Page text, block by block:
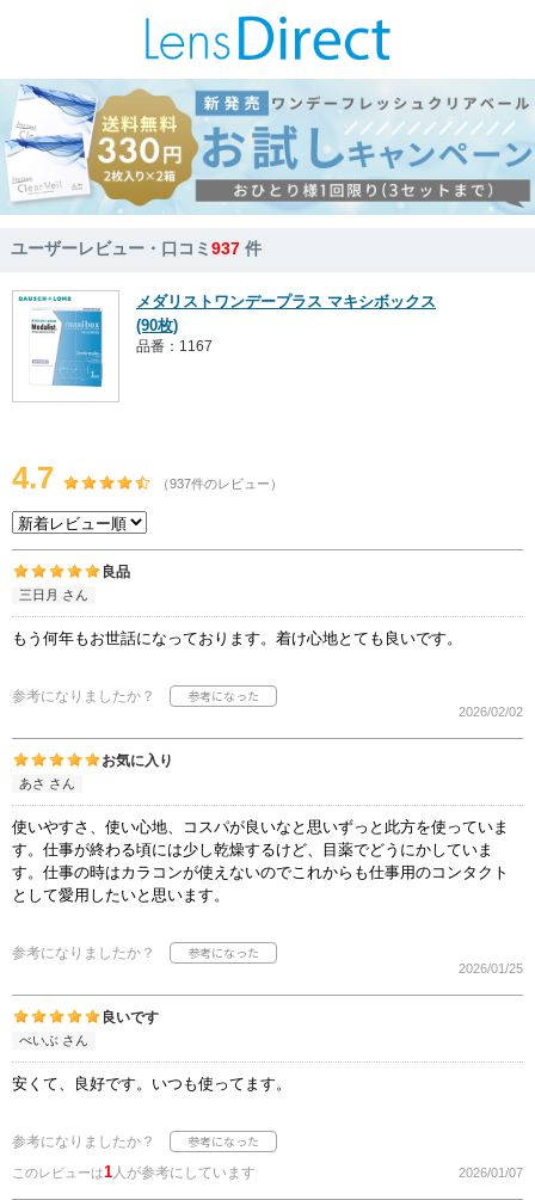
ユーザーレビュー・口コミ937 件
メダリストワンデープラス マキシボックス
(90枚)
品番：1167
4.7 （937件のレビュー）
良品
三日月 さん
もう何年もお世話になっております。着け心地とても良いです。
参考になりましたか？
2026/02/02
お気に入り
あさ さん
使いやすさ、使い心地、コスパが良いなと思いずっと此方を使っていま
す。仕事が終わる頃には少し乾燥するけど、目薬でどうにかしていま
す。仕事の時はカラコンが使えないのでこれからも仕事用のコンタクト
として愛用したいと思います。
参考になりましたか？
2026/01/25
良いです
べいぶ さん
安くて、良好です。いつも使ってます。
参考になりましたか？
このレビューは1人が参考にしています 2026/01/07